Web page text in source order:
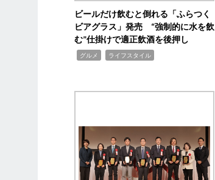
ビールだけ飲むと倒れる「ふらつく
ビアグラス」発売 “強制的に水を飲
む”仕掛けで適正飲酒を後押し
グルメ ライフスタイル